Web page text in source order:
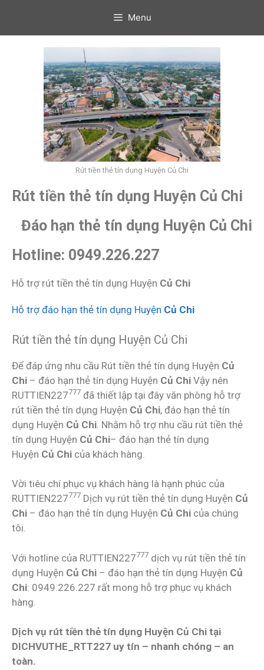
Menu
Rút tiền thẻ tín dụng Huyện Củ Chi
Rút tiền thẻ tín dụng Huyện Củ Chi
Đáo hạn thẻ tín dụng Huyện Củ Chi
Hotline: 0949.226.227
Hỗ trợ rút tiền thẻ tín dụng Huyện Củ Chi
Hỗ trợ đáo hạn thẻ tín dụng Huyện Củ Chi
Rút tiền thẻ tín dụng Huyện Củ Chi
Để đáp ứng nhu cầu Rút tiền thẻ tín dụng Huyện Củ
Chi – đáo hạn thẻ tín dụng Huyện Củ Chi Vậy nên
RUTTIEN227777 đã thiết lập tại đây văn phòng hỗ trợ
rút tiền thẻ tín dụng Huyện Củ Chi, đáo hạn thẻ tín
dụng Huyện Củ Chi . Nhằm hỗ trợ nhu cầu rút tiền thẻ
tín dụng Huyện Củ Chi– đáo hạn thẻ tín dụng
Huyện Củ Chi của khách hàng.
Vời tiêu chí phục vụ khách hàng là hạnh phúc của
RUTTIEN227777 Dịch vụ rút tiền thẻ tín dụng Huyện Củ
Chi – đáo hạn thẻ tín dụng Huyện Củ Chi của chúng
tôi.
Với hotline của RUTTIEN227777 dịch vụ rút tiền thẻ tín
dụng Huyện Củ Chi – đáo hạn thẻ tín dụng Huyện Củ
Chi: 0949.226.227 rất mong hỗ trợ phục vụ khách
hàng.
Dịch vụ rút tiền thẻ tín dụng Huyện Củ Chi tại
DICHVUTHE_RTT227 uy tín – nhanh chóng – an
toàn.